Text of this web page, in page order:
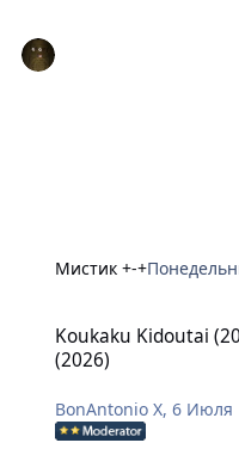
Мистик +-+
Koukaku Kidoutai
(2026)
BonAntonio X,6 Июля